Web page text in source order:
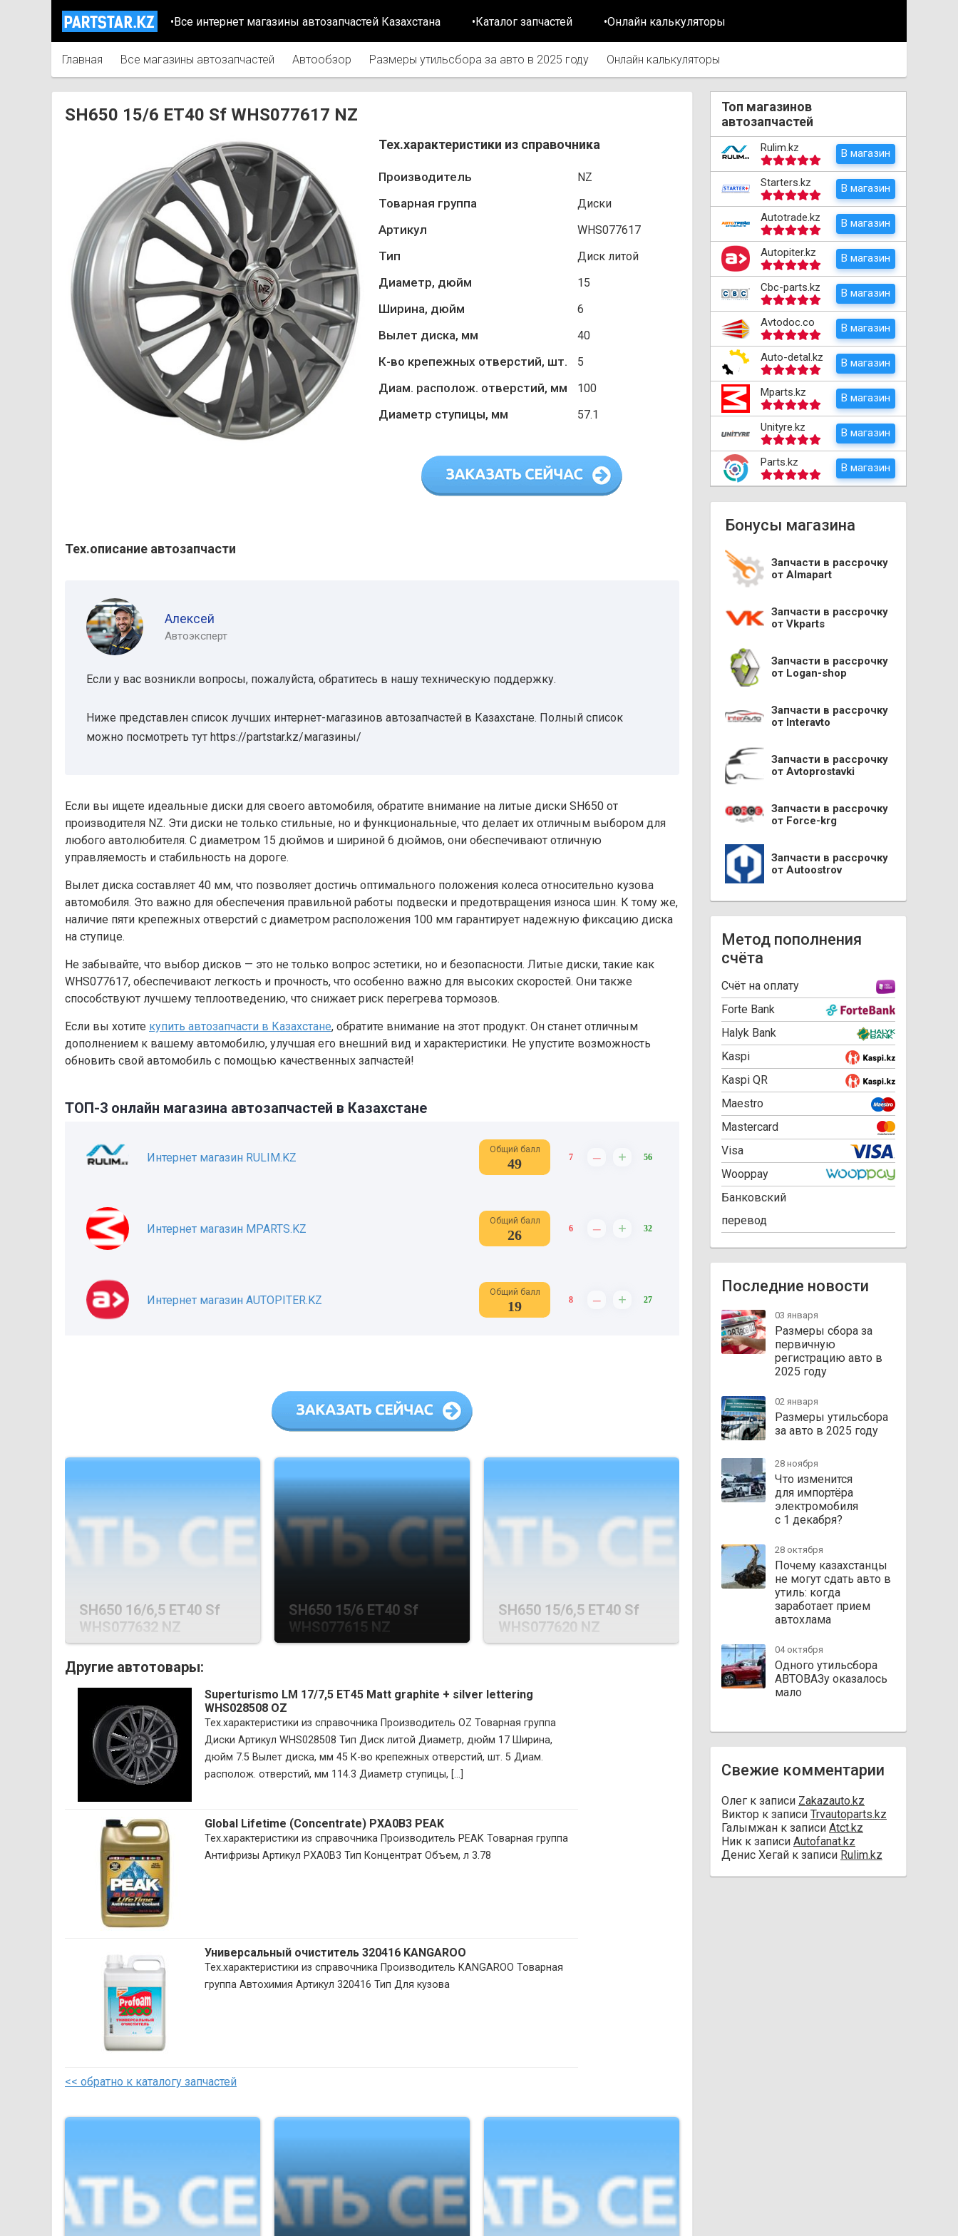
•Все интернет магазины автозапчастей Казахстана •Каталог запчастей •Онлайн калькуляторы
Главная Все магазины автозапчастей Автообзор Размеры утильсбора за авто в 2025 году Онлайн калькуляторы
SH650 15/6 ET40 Sf WHS077617 NZ
Тех.характеристики из справочника
Производитель NZ
Товарная группа Диски
Артикул WHS077617
Тип Диск литой
Диаметр, дюйм 15
Ширина, дюйм 6
Вылет диска, мм 40
К-во крепежных отверстий, шт. 5
Диам. располож. отверстий, мм 100
Диаметр ступицы, мм 57.1
Тех.описание автозапчасти
Алексей
Автоэксперт
Если у вас возникли вопросы, пожалуйста, обратитесь в нашу техническую поддержку.
Ниже представлен список лучших интернет-магазинов автозапчастей в Казахстане. Полный список
можно посмотреть тут https://partstar.kz/магазины/
Если вы ищете идеальные диски для своего автомобиля, обратите внимание на литые диски SH650 от
производителя NZ. Эти диски не только стильные, но и функциональные, что делает их отличным выбором для
любого автолюбителя. С диаметром 15 дюймов и шириной 6 дюймов, они обеспечивают отличную
управляемость и стабильность на дороге.
Вылет диска составляет 40 мм, что позволяет достичь оптимального положения колеса относительно кузова
автомобиля. Это важно для обеспечения правильной работы подвески и предотвращения износа шин. К тому же,
наличие пяти крепежных отверстий с диаметром расположения 100 мм гарантирует надежную фиксацию диска
на ступице.
Не забывайте, что выбор дисков — это не только вопрос эстетики, но и безопасности. Литые диски, такие как
WHS077617, обеспечивают легкость и прочность, что особенно важно для высоких скоростей. Они также
способствуют лучшему теплоотведению, что снижает риск перегрева тормозов.
Если вы хотите купить автозапчасти в Казахстане, обратите внимание на этот продукт. Он станет отличным
дополнением к вашему автомобилю, улучшая его внешний вид и характеристики. Не упустите возможность
обновить свой автомобиль с помощью качественных запчастей!
ТОП-3 онлайн магазина автозапчастей в Казахстане
Интернет магазин RULIM.KZ
Общий балл
49 7 – + 56
Интернет магазин MPARTS.KZ
Общий балл
26 6 – + 32
Интернет магазин AUTOPITER.KZ
Общий балл
19 8 – + 27
SH650 16/6,5 ET40 Sf
WHS077632 NZ
SH650 15/6 ET40 Sf
WHS077615 NZ
SH650 15/6,5 ET40 Sf
WHS077620 NZ
Другие автотовары:
Superturismo LM 17/7,5 ET45 Matt graphite + silver lettering
WHS028508 OZ
Тех.характеристики из справочника Производитель OZ Товарная группа
Диски Артикул WHS028508 Тип Диск литой Диаметр, дюйм 17 Ширина,
дюйм 7.5 Вылет диска, мм 45 К-во крепежных отверстий, шт. 5 Диам.
располож. отверстий, мм 114.3 Диаметр ступицы, [...]
Global Lifetime (Concentrate) PXA0B3 PEAK
Тех.характеристики из справочника Производитель PEAK Товарная группа
Антифризы Артикул PXA0B3 Тип Концентрат Объем, л 3.78
Универсальный очиститель 320416 KANGAROO
Тех.характеристики из справочника Производитель KANGAROO Товарная
группа Автохимия Артикул 320416 Тип Для кузова
<< обратно к каталогу запчастей
Топ магазинов
автозапчастей
Rulim.kz В магазин
Starters.kz В магазин
Autotrade.kz В магазин
Autopiter.kz В магазин
Cbc-parts.kz В магазин
Avtodoc.co В магазин
Auto-detal.kz В магазин
Mparts.kz В магазин
Unityre.kz В магазин
Parts.kz В магазин
Бонусы магазина
Запчасти в рассрочку
от Almapart
Запчасти в рассрочку
от Vkparts
Запчасти в рассрочку
от Logan-shop
Запчасти в рассрочку
от Interavto
Запчасти в рассрочку
от Avtoprostavki
Запчасти в рассрочку
от Force-krg
Запчасти в рассрочку
от Autoostrov
Метод пополнения
счёта
Cчёт на оплату
Forte Bank
Halyk Bank
Kaspi
Kaspi QR
Maestro
Mastercard
Visa
Wooppay
Банковский
перевод
Последние новости
03 января
Размеры сбора за
первичную
регистрацию авто в
2025 году
02 января
Размеры утильсбора
за авто в 2025 году
28 ноября
Что изменится
для импортёра
электромобиля
с 1 декабря?
28 октября
Почему казахстанцы
не могут сдать авто в
утиль: когда
заработает прием
автохлама
04 октября
Одного утильсбора
АВТОВАЗу оказалось
мало
Свежие комментарии
Олег к записи Zakazauto.kz
Виктор к записи Trvautoparts.kz
Галымжан к записи Atct.kz
Ник к записи Autofanat.kz
Денис Хегай к записи Rulim.kz